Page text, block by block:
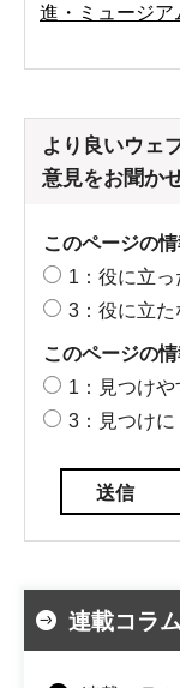
進・ミュージア
より良いウェ
意見をお聞か
このページの
1：役に立っ
3：役に立た
このページの
1：見つけや
3：見つけに
連載コラ